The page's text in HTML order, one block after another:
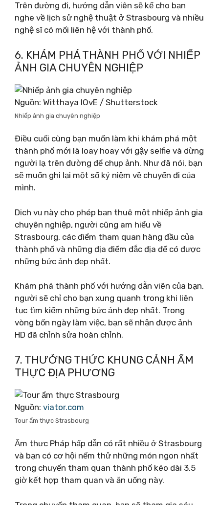
Trên đường đi, hướng dẫn viên sẽ kể cho bạn
nghe về lịch sử nghệ thuật ở Strasbourg và nhiều
nghệ sĩ có mối liên hệ với thành phố.
6. KHÁM PHÁ THÀNH PHỐ VỚI NHIẾP
ẢNH GIA CHUYÊN NGHIỆP
Nguồn: Witthaya lOvE / Shutterstock
Nhiếp ảnh gia chuyên nghiệp
Điều cuối cùng bạn muốn làm khi khám phá một
thành phố mới là loay hoay với gậy selfie và dừng
người lạ trên đường để chụp ảnh. Như đã nói, bạn
sẽ muốn ghi lại một số kỷ niệm về chuyến đi của
mình.
Dịch vụ này cho phép bạn thuê một nhiếp ảnh gia
chuyên nghiệp, người cũng am hiểu về
Strasbourg, các điểm tham quan hàng đầu của
thành phố và những địa điểm đắc địa để có được
những bức ảnh đẹp nhất.
Khám phá thành phố với hướng dẫn viên của bạn,
người sẽ chỉ cho bạn xung quanh trong khi liên
tục tìm kiếm những bức ảnh đẹp nhất. Trong
vòng bốn ngày làm việc, bạn sẽ nhận được ảnh
HD đã chỉnh sửa hoàn chỉnh.
7. THƯỞNG THỨC KHUNG CẢNH ẨM
THỰC ĐỊA PHƯƠNG
Nguồn: viator.com
Tour ẩm thực Strasbourg
Ẩm thực Pháp hấp dẫn có rất nhiều ở Strasbourg
và bạn có cơ hội nếm thử những món ngon nhất
trong chuyến tham quan thành phố kéo dài 3,5
giờ kết hợp tham quan và ăn uống này.